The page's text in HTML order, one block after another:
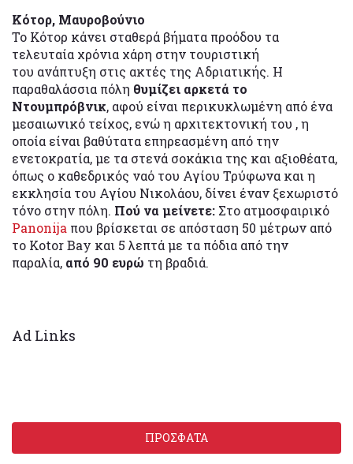
Κότορ, Μαυροβούνιο
Το Κότορ κάνει σταθερά βήματα προόδου τα
τελευταία χρόνια χάρη στην τουριστική
του ανάπτυξη στις ακτές της Αδριατικής. Η
παραθαλάσσια πόλη θυμίζει αρκετά το
Ντουμπρόβνικ, αφού είναι περικυκλωμένη από ένα
μεσαιωνικό τείχος, ενώ η αρχιτεκτονική του , η
οποία είναι βαθύτατα επηρεασμένη από την
ενετοκρατία, με τα στενά σοκάκια της και αξιοθέατα,
όπως ο καθεδρικός ναό του Αγίου Τρύφωνα και η
εκκλησία του Αγίου Νικολάου, δίνει έναν ξεχωριστό
τόνο στην πόλη. Πού να μείνετε: Στο ατμοσφαιρικό
Panonija που βρίσκεται σε απόσταση 50 μέτρων από
το Kotor Bay και 5 λεπτά με τα πόδια από την
παραλία, από 90 ευρώ τη βραδιά.
Ad Links
ΠΡΟΣΦΑΤΑ